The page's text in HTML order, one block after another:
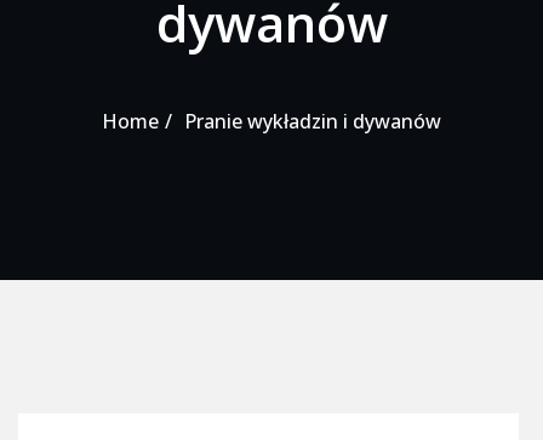
dywanów
Home Pranie wykładzin i dywanów